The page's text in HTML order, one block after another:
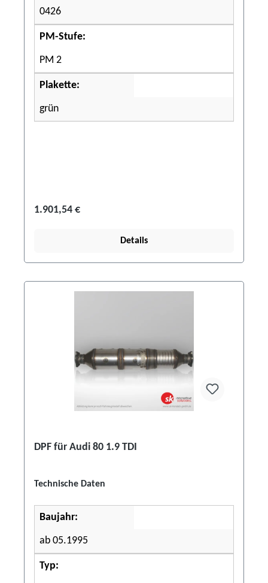
0426
PM-Stufe:
PM 2
Plakette:
grün
1.901,54 €
Details
DPF für Audi 80 1.9 TDI
Technische Daten
Baujahr:
ab 05.1995
Typ: